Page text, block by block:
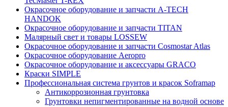
Окрасочное оборудование и запчасти A-TECH
HANDOK
Окрасочное оборудование и запчасти TITAN
Малярный свет и товары LOSSEW
Окрасочное оборудование и запчасти Cosmostar Atlas
Окрасочное оборудование Aeropro
Окрасочное оборудование и аксессуары GRACO
Краски SIMPLE
Профессиональная система грунтов и красок Soframap
Антикоррозионная грунтовка
Грунтовки непигментированные на водной основе